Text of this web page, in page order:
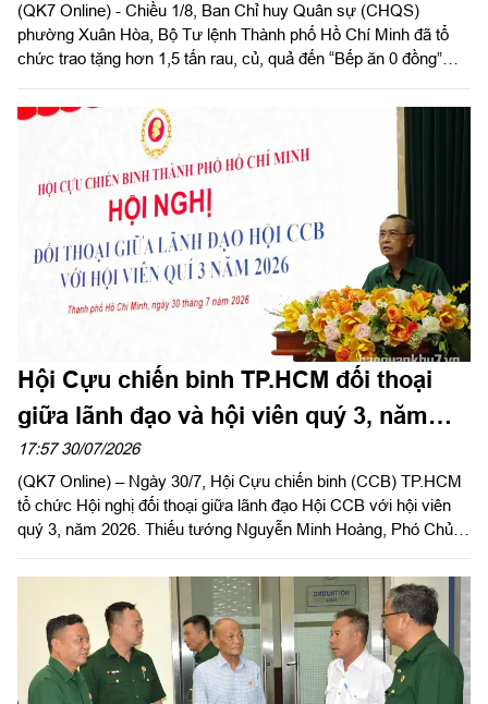
(QK7 Online) - Chiều 1/8, Ban Chỉ huy Quân sự (CHQS)
phường Xuân Hòa, Bộ Tư lệnh Thành phố Hồ Chí Minh đã tổ
chức trao tặng hơn 1,5 tấn rau, củ, quả đến “Bếp ăn 0 đồng”
Thạnh Mỹ Tây và Tăng Nhơn Phú (Thành phố Hồ Chí Minh).
Hội Cựu chiến binh TP.HCM đối thoại
giữa lãnh đạo và hội viên quý 3, năm
2026
17:57 30/07/2026
(QK7 Online) – Ngày 30/7, Hội Cựu chiến binh (CCB) TP.HCM
tổ chức Hội nghị đối thoại giữa lãnh đạo Hội CCB với hội viên
quý 3, năm 2026. Thiếu tướng Nguyễn Minh Hoàng, Phó Chủ
TPHCM, Chủ tịch Hội CCB TP.HCM chủ trì hội nghị.